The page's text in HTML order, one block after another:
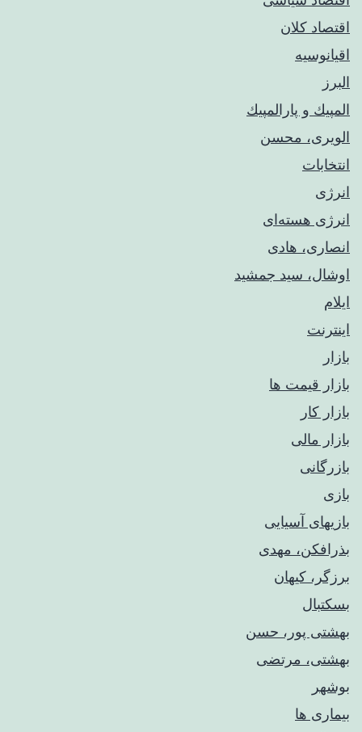
اقتصاد کلان
اقیانوسیه
البرز
المپيك و پارالمپيك
الویری، محسن
انتخابات
انرژی
انرژی هسته‌ای
انصاری، هادی
اوشال، سید جمشید
ایلام
اینترنت
بازار
بازار قیمت ها
بازار کار
بازار مالی
بازرگانی
بازی
بازیهای آسیایی
بذرافکن، مهدی
برزگر، کیهان
بسکتبال
بهشتی پور، حسن
بهشتی، مرتضی
بوشهر
بیماری ها